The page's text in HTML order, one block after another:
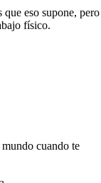
eso supone, pero
físico.
cuando te